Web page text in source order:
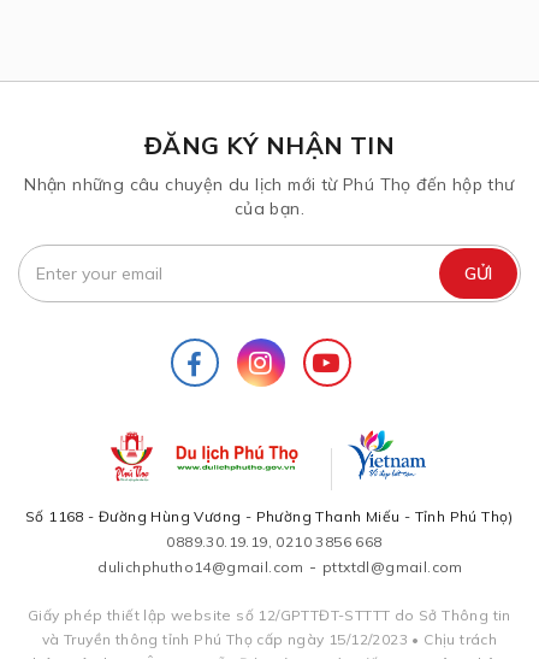
Số 1168 - Đường Hùng Vương - Phường Thanh Miếu - Tỉnh Phú Thọ)
0889.30.19.19, 0210 3856 668
dulichphutho14@gmail.com - pttxtdl@gmail.com
ĐĂNG KÝ NHẬN TIN
Nhận những câu chuyện du lịch mới từ Phú Thọ đến hộp thư
của bạn.
Giấy phép thiết lập website số 12/GPTTĐT-STTTT do Sở Thông tin
và Truyền thông tỉnh Phú Thọ cấp ngày 15/12/2023 • Chịu trách